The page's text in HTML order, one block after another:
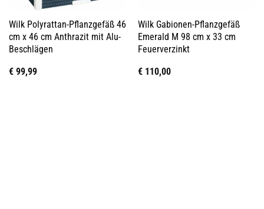
Wilk Polyrattan-Pflanzgefäß 46
cm x 46 cm Anthrazit mit Alu-
Beschlägen
€99,99
Wilk Gabionen-Pflanzgefäß
Emerald M 98 cm x 33 cm
Feuerverzinkt
€110,00